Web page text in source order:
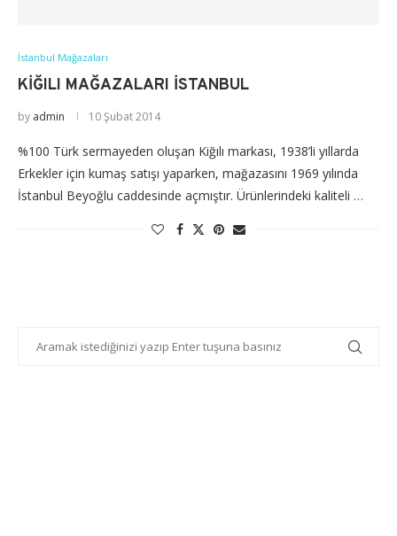
İstanbul Mağazaları
KIĞILI MAĞAZALARI İSTANBUL
by admin 10 Şubat 2014
%100 Türk sermayeden oluşan Kiğılı markası, 1938’li yıllarda
Erkekler için kumaş satışı yaparken, mağazasını 1969 yılında
İstanbul Beyoğlu caddesinde açmıştır. Ürünlerindeki kaliteli …